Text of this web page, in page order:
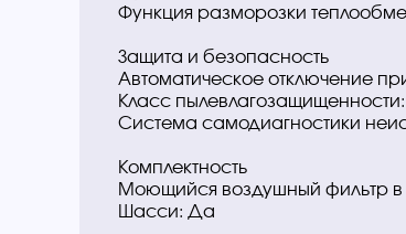
Функция разморозки
Защита и безопасность
Автоматическое отключение
Класс пылевлагозащищенности:
Система самодиагностики
Комплектность
Моющийся воздушный фильтр в
Шасси: Да